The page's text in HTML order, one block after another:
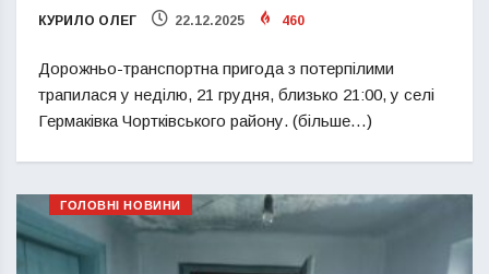
КУРИЛО ОЛЕГ 22.12.2025 460
Дорожньо-транспортна пригода з потерпілими
трапилася у неділю, 21 грудня, близько 21:00, у селі
Гермаківка Чортківського району. (більше…)
ГОЛОВНІ НОВИНИ